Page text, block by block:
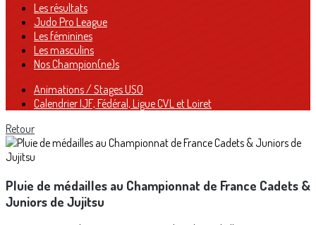
Les résultats
Judo Pro League
Les féminines
Les masculins
Nos Champion(ne)s
Animations / Stages USO
Calendrier IJF, Fédéral, Ligue CVL et Loiret
Retour
Pluie de médailles au Championnat de France Cadets &
Juniors de Jujitsu